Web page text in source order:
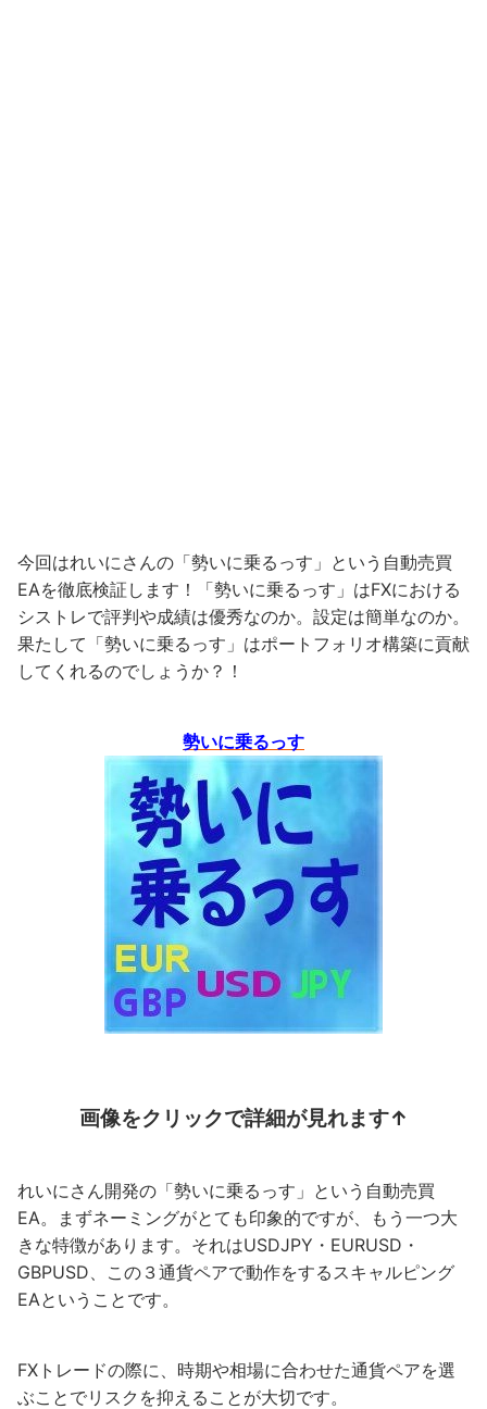
今回はれいにさんの「勢いに乗るっす」という自動売買
EAを徹底検証します！「勢いに乗るっす」はFXにおける
シストレで評判や成績は優秀なのか。設定は簡単なのか。
果たして「勢いに乗るっす」はポートフォリオ構築に貢献
してくれるのでしょうか？！
勢いに乗るっす
画像をクリックで詳細が見れます↑
れいにさん開発の「勢いに乗るっす」という自動売買
EA。まずネーミングがとても印象的ですが、もう一つ大
きな特徴があります。それはUSDJPY・EURUSD・
GBPUSD、この３通貨ペアで動作をするスキャルピング
EAということです。
FXトレードの際に、時期や相場に合わせた通貨ペアを選
ぶことでリスクを抑えることが大切です。